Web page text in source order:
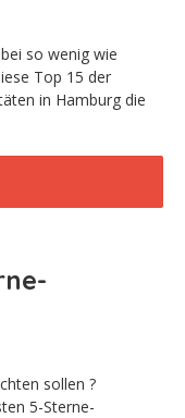
so wenig wie
Top 15 der
in Hamburg die
sollen ?
5-Sterne-